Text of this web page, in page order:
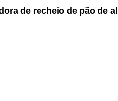
de recheio de pão de